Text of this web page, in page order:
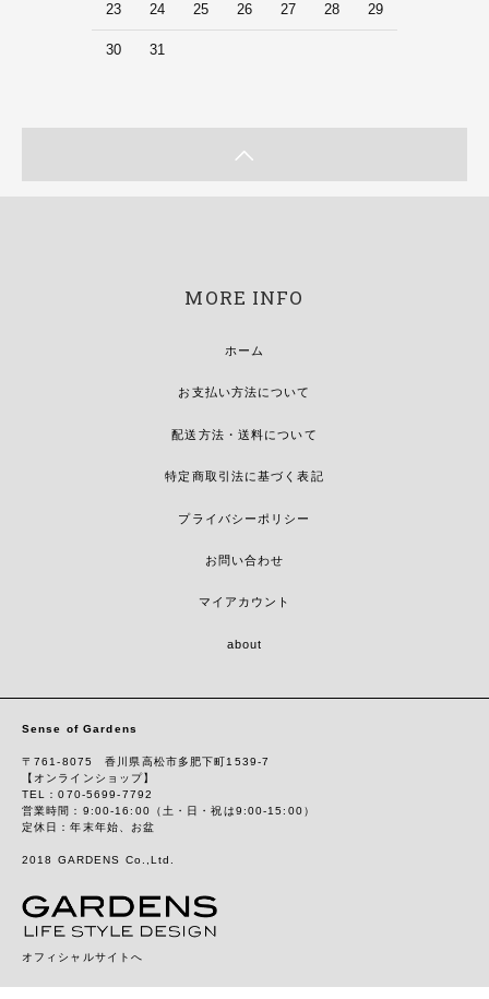
23 24 25 26 27 28 29
30 31
MORE INFO
ホーム
お支払い方法について
配送方法・送料について
特定商取引法に基づく表記
プライバシーポリシー
お問い合わせ
マイアカウント
about
Sense of Gardens
〒761-8075 香川県高松市多肥下町1539-7
【オンラインショップ】
TEL：070-5699-7792
営業時間：9:00-16:00（土・日・祝は9:00-15:00）
定休日：年末年始、お盆
2018 GARDENS Co.,Ltd.
オフィシャルサイトへ